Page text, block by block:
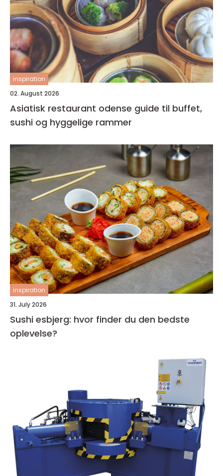
inspiration
02. August 2026
Asiatisk restaurant odense guide til buffet,
sushi og hyggelige rammer
inspiration
31. July 2026
Sushi esbjerg: hvor finder du den bedste
oplevelse?